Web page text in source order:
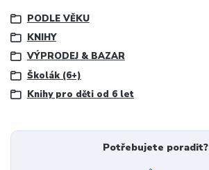
PODLE VĚKU
KNIHY
VÝPRODEJ & BAZAR
Školák (6+)
Knihy pro děti od 6 let
Potřebujete poradit?